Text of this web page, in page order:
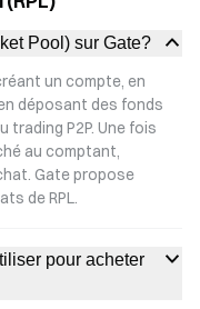
Pool) sur Gate?
un compte, en
déposant des fonds
trading P2P. Une fois
au comptant,
Gate propose
de RPL.
pour acheter